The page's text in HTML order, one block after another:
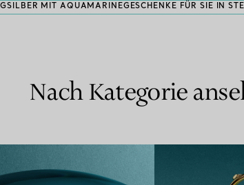
MIT AQUAMARINEGESCHENKE FÜR SIE IN
Nach Kategorie